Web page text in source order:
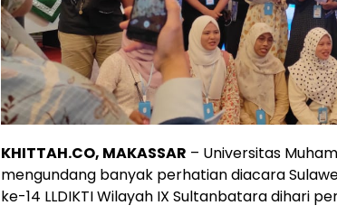
KHITTAH.CO, MAKASSAR – Universitas
mengundang banyak perhatian diacara
ke-14 LLDIKTI Wilayah IX Sultanbatara dihari